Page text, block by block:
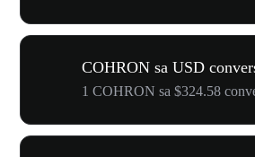
COHRON sa USD
1 COHRON sa $324.58